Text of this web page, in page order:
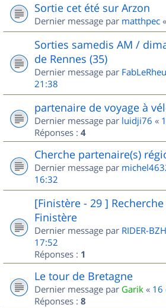
Sortie cet été sur Arzon
Dernier message par matthpec «
Sorties samedis AM /
de Rennes (35)
Dernier message par
21:38
partenaire de voyage à
Dernier message par luidji76 «
Réponses : 4
Cherche partenaire(s)
Dernier message par
16:32
[Finistère - 29 ]
Finistère
Dernier message par RIDER-BZH
17:52
Réponses : 1
Le tour de Bretagne
Dernier message par Garik « 16
Réponses : 8